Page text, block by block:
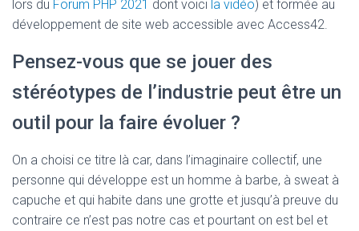
lors du Forum PHP 2021 dont voici la vidéo) et formée au
développement de site web accessible avec Access42.
Pensez-vous que se jouer des
stéréotypes de l’industrie peut être un
outil pour la faire évoluer ?
On a choisi ce titre là car, dans l’imaginaire collectif, une
personne qui développe est un homme à barbe, à sweat à
capuche et qui habite dans une grotte et jusqu’à preuve du
contraire ce n’est pas notre cas et pourtant on est bel et